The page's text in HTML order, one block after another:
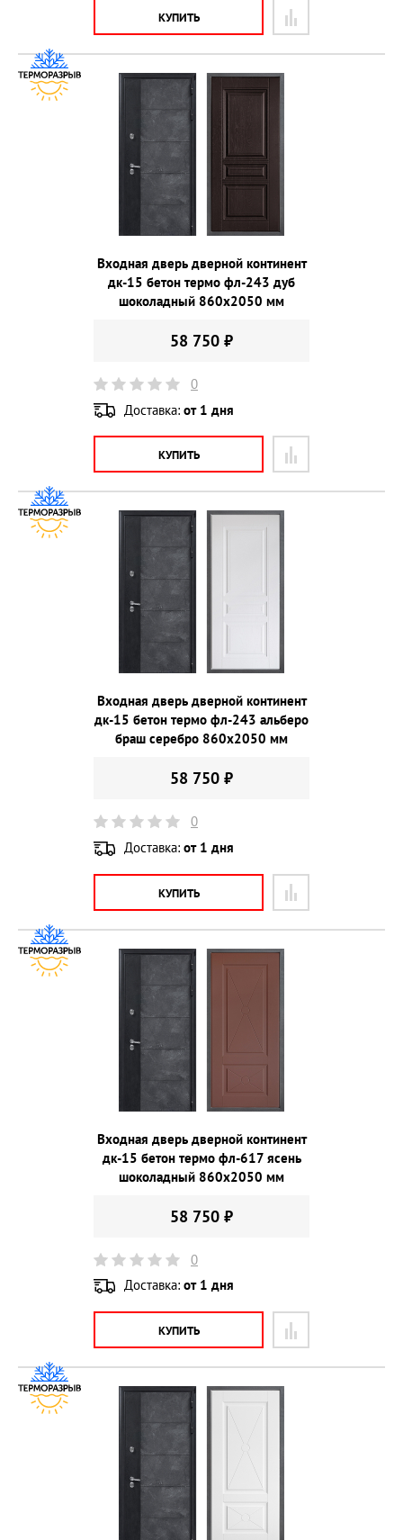
КУПИТЬ
Входная дверь дверной континент
дк-15 бетон термо фл-243 дуб
шоколадный 860х2050 мм
58 750 ₽
0
Доставка: от 1 дня
КУПИТЬ
Входная дверь дверной континент
дк-15 бетон термо фл-243 альберо
браш серебро 860х2050 мм
58 750 ₽
0
Доставка: от 1 дня
КУПИТЬ
Входная дверь дверной континент
дк-15 бетон термо фл-617 ясень
шоколадный 860х2050 мм
58 750 ₽
0
Доставка: от 1 дня
КУПИТЬ